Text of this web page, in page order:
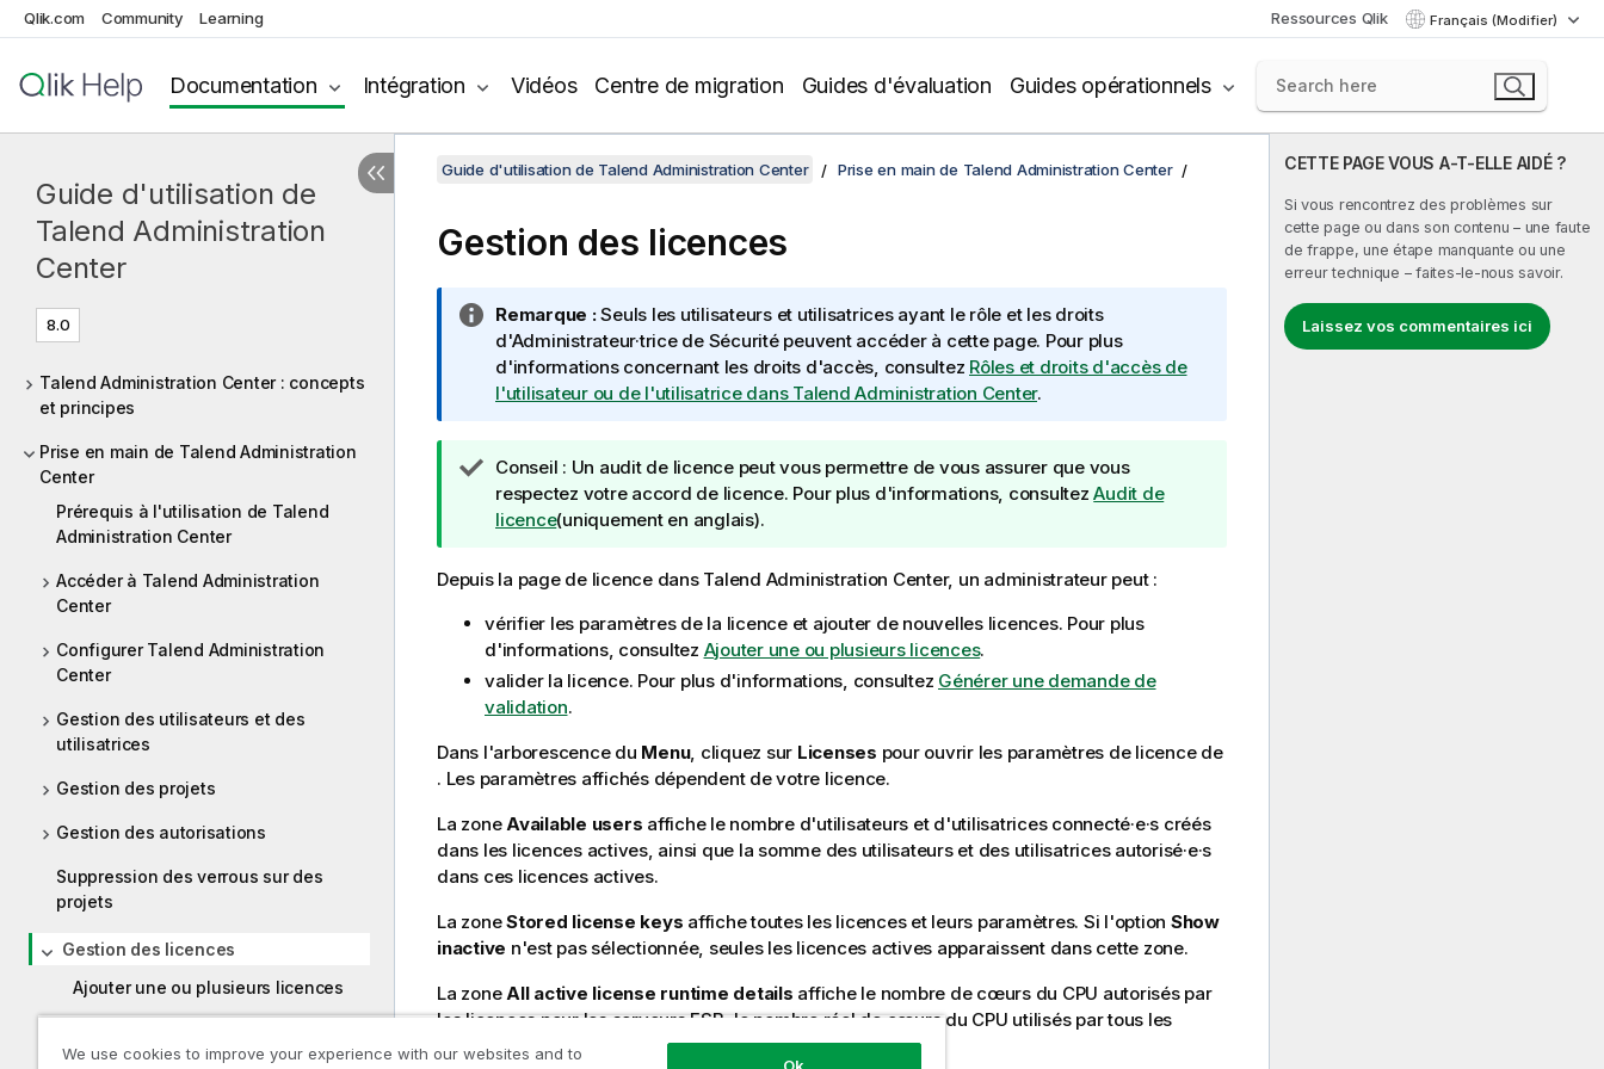
Qlik.com Community Learning Ressources Qlik Français (Modifier)
Documentation Intégration Vidéos Centre de migration Guides d'évaluation Guides opérationnels
Guide d'utilisation de
Talend Administration
Center
8.0
Talend Administration Center : concepts
et principes
Prise en main de Talend Administration
Center
Prérequis à l'utilisation de Talend
Administration Center
Accéder à Talend Administration
Center
Configurer Talend Administration
Center
Gestion des utilisateurs et des
utilisatrices
Gestion des projets
Gestion des autorisations
Suppression des verrous sur des
projets
Gestion des licences
Ajouter une ou plusieurs licences
CETTE PAGE VOUS A-T-ELLE AIDÉ ?
Si vous rencontrez des problèmes sur
cette page ou dans son contenu – une faute
de frappe, une étape manquante ou une
erreur technique – faites-le-nous savoir.
Laissez vos commentaires ici
Guide d'utilisation de Talend Administration Center Prise en main de Talend Administration Center
Gestion des licences
N
o
t
e
f
o
r
a
i
o
n
s
Remarque :Seuls les utilisateurs et utilisatrices ayant le rôle et les droits
d'Administrateur·trice de Sécurité peuvent accéder à cette page. Pour plus
d'informations concernant les droits d'accès, consultez Rôles et droits d'accès de
l'utilisateur ou de l'utilisatrice dans Talend Administration Center.
N
o
t
I
f
o
r
m
t
i
n
s
Conseil : Un audit de licence peut vous permettre de vous assurer que vous
respectez votre accord de licence. Pour plus d'informations, consultezAudit de
licence(uniquement en anglais).
Depuis la page de licence dans Talend Administration Center, un administrateur peut :
vérifier les paramètres de la licence et ajouter de nouvelles licences. Pour plus
d'informations, consultez Ajouter une ou plusieurs licences.
valider la licence. Pour plus d'informations, consultez Générer une demande de
validation.
Dans l'arborescence du Menu, cliquez sur Licenses pour ouvrir les paramètres de licence de
. Les paramètres affichés dépendent de votre licence.
La zoneAvailable users affiche le nombre d'utilisateurs et d'utilisatrices connecté·e·s créés
dans les licences actives, ainsi que la somme des utilisateurs et des utilisatrices autorisé·e·s
dans ces licences actives.
La zoneStored license keys affiche toutes les licences et leurs paramètres. Si l'option Show
inactive n'est pas sélectionnée, seules les licences actives apparaissent dans cette zone.
La zoneAll active license runtime details affiche le nombre de cœurs du CPU autorisés par
les licences pour les serveurs ESB, le nombre réel de cœurs du CPU utilisés par tous les
serveurs ESB actifs et le nombre de serveurs ESB actifs.
We use cookies to improve your experience with our websites and to